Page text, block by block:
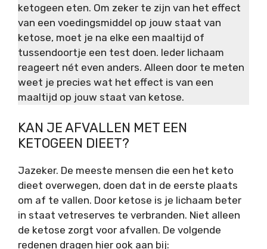
ketogeen eten. Om zeker te zijn van het effect
van een voedingsmiddel op jouw staat van
ketose, moet je na elke een maaltijd of
tussendoortje een test doen. Ieder lichaam
reageert nét even anders. Alleen door te meten
weet je precies wat het effect is van een
maaltijd op jouw staat van ketose.
KAN JE AFVALLEN MET EEN
KETOGEEN DIEET?
Jazeker. De meeste mensen die een het keto
dieet overwegen, doen dat in de eerste plaats
om af te vallen. Door ketose is je lichaam beter
in staat vetreserves te verbranden. Niet alleen
de ketose zorgt voor afvallen. De volgende
redenen dragen hier ook aan bij: